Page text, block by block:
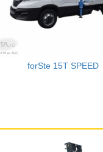
forSte 15T SPEED